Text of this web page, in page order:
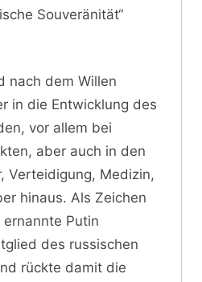
Souveränität“
nach dem Willen
in die Entwicklung des
vor allem bei
aber auch in den
Verteidigung, Medizin,
hinaus. Als Zeichen
Putin
des russischen
rückte damit die